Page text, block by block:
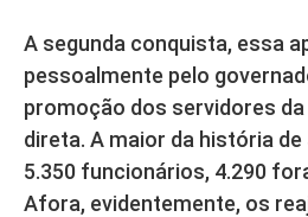
A segunda conquista, essa
pessoalmente pelo
promoção dos servidores
direta. A maior da história de
5.350 funcionários, 4.290
Afora, evidentemente, os